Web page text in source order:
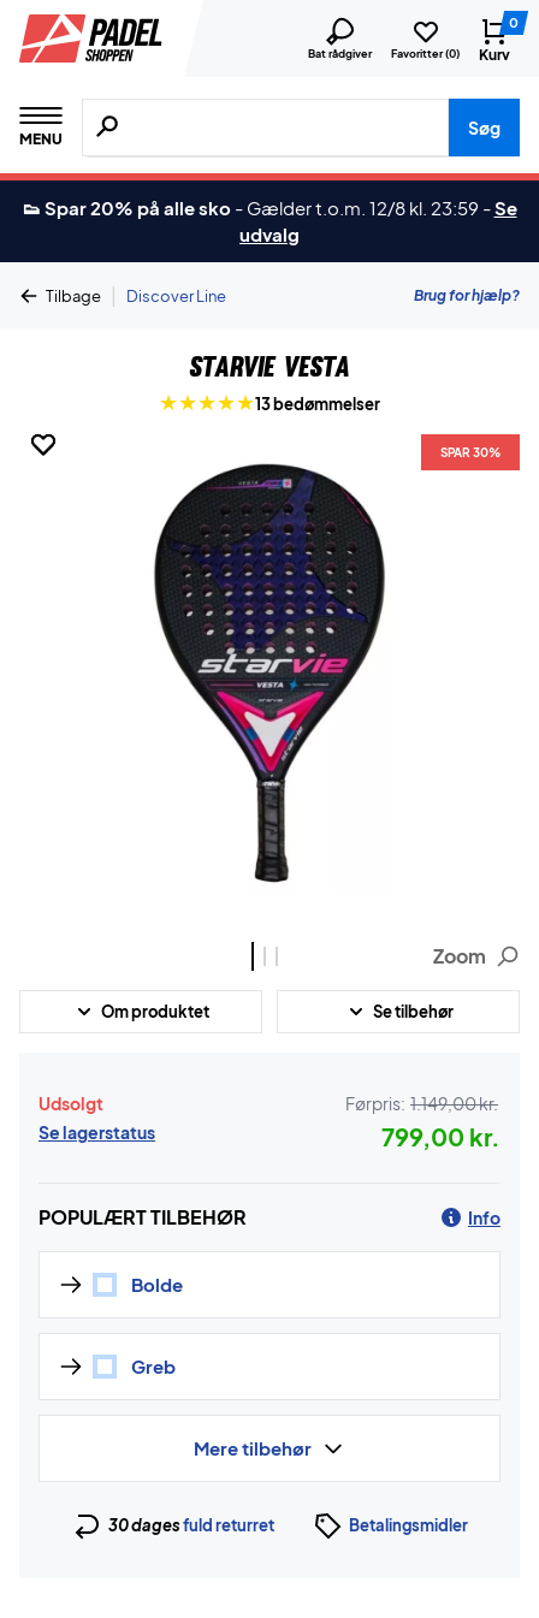
Bat rådgiver Favoritter (0)
0
Kurv
MENU
Søg efter produkter, mærker etc.
Søg
👟 Spar 20% på alle sko - Gælder t.o.m. 12/8 kl. 23:59 -Se
udvalg
Tilbage | Discover Line Brug for hjælp?
Starvie Vesta
13 bedømmelser
SPAR 30%
SPAR 30%
SPAR 30%
Zoom
Om produktet Se tilbehør
Udsolgt
Se lagerstatus
Førpris: 1.149,00 kr.
799,00 kr.
POPULÆRT TILBEHØR Info
Bolde
Greb
Mere tilbehør
30 dagesfuld returret Betalingsmidler